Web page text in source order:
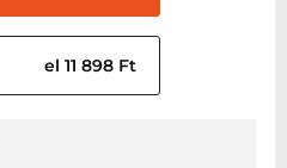
el 11 898 Ft